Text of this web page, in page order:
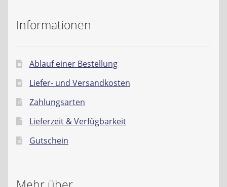
Öle- und Schmierstoff Verordnung
AGB
Widerrufsbelehrung
Impressum
Informationen
Ablauf einer Bestellung
Liefer- und Versandkosten
Zahlungsarten
Lieferzeit & Verfügbarkeit
Gutschein